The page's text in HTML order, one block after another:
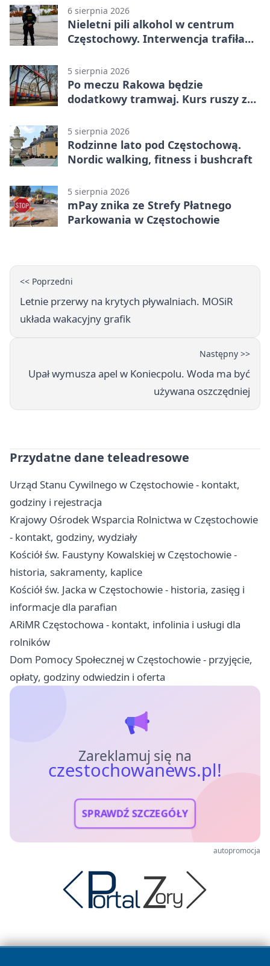
6 sierpnia 2026
Nieletni pili alkohol w centrum
Częstochowy. Interwencja trafiła
5 sierpnia 2026
Po meczu Rakowa będzie
dodatkowy tramwaj. Kurs ruszy ze
5 sierpnia 2026
Rodzinne lato pod Częstochową.
Nordic walking, fitness i bushcraft
5 sierpnia 2026
mPay znika ze Strefy Płatnego
Parkowania w Częstochowie
<< Poprzedni
Letnie przerwy na krytych pływalniach. MOSiR
układa wakacyjny grafik
Następny >>
Upał wymusza apel w Koniecpolu. Woda ma być
używana oszczędniej
Przydatne dane teleadresowe
Urząd Stanu Cywilnego w Częstochowie - kontakt,
godziny i rejestracja
Krajowy Ośrodek Wsparcia Rolnictwa w Częstochowie
- kontakt, godziny, wydziały
Kościół św. Faustyny Kowalskiej w Częstochowie -
historia, sakramenty, kaplice
Kościół św. Jacka w Częstochowie - historia, zasięg i
informacje dla parafian
ARiMR Częstochowa - kontakt, infolinia i usługi dla
rolników
Dom Pomocy Społecznej w Częstochowie - przyjęcie,
opłaty, godziny odwiedzin i oferta
Zareklamuj się na
czestochowanews.pl!
SPRAWDŹ SZCZEGÓŁY
autopromocja